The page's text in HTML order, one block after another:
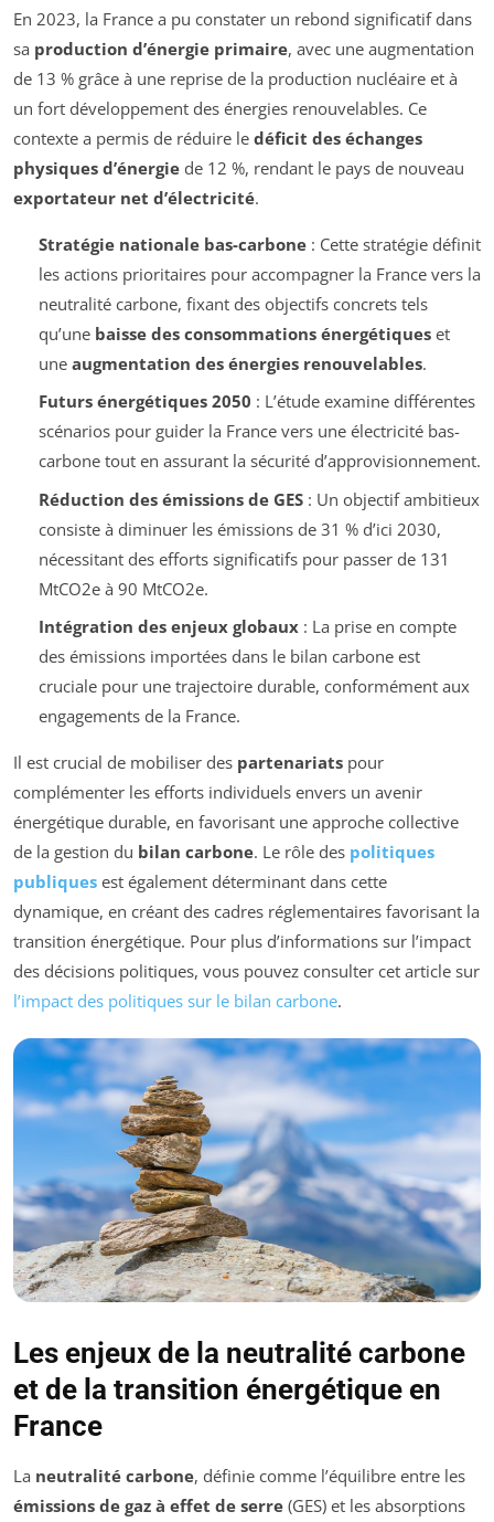
En 2023, la France a pu constater un rebond significatif dans
sa production d’énergie primaire, avec une augmentation
de 13 % grâce à une reprise de la production nucléaire et à
un fort développement des énergies renouvelables. Ce
contexte a permis de réduire le déficit des échanges
physiques d’énergie de 12 %, rendant le pays de nouveau
exportateur net d’électricité.
Stratégie nationale bas-carbone: Cette stratégie définit
les actions prioritaires pour accompagner la France vers la
neutralité carbone, fixant des objectifs concrets tels
qu’une baisse des consommations énergétiqueset
une augmentation des énergies renouvelables.
Futurs énergétiques 2050 : L’étude examine différentes
scénarios pour guider la France vers une électricité bas-
carbone tout en assurant la sécurité d’approvisionnement.
Réduction des émissions de GES: Un objectif ambitieux
consiste à diminuer les émissions de 31 % d’ici 2030,
nécessitant des efforts significatifs pour passer de 131
MtCO2e à 90 MtCO2e.
Intégration des enjeux globaux: La prise en compte
des émissions importées dans le bilan carbone est
cruciale pour une trajectoire durable, conformément aux
engagements de la France.
Il est crucial de mobiliser des partenariats pour
complémenter les efforts individuels envers un avenir
énergétique durable, en favorisant une approche collective
de la gestion du bilan carbone. Le rôle des politiques
publiques est également déterminant dans cette
dynamique, en créant des cadres réglementaires favorisant la
transition énergétique. Pour plus d’informations sur l’impact
des décisions politiques, vous pouvez consulter cet article sur
l’impact des politiques sur le bilan carbone.
Les enjeux de la neutralité carbone
et de la transition énergétique en
France
La neutralité carbone, définie comme l’équilibre entre les
émissions de gaz à effet de serre (GES) et les absorptions